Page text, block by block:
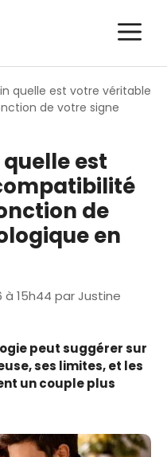
quelle est votre véritable
de votre signe
est
de
en
à 15h44 parJustine
peut suggérer sur
ses limites, et les
un couple plus